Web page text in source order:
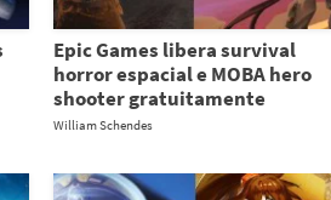
Epic Games libera survival
horror espacial e MOBA hero
shooter gratuitamente
William Schendes